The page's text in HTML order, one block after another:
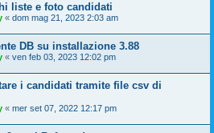
liste e foto candidati
« dom mag 21, 2023 2:03 am
DB su installazione 3.88
« ven feb 03, 2023 12:02 pm
i candidati tramite file csv di
« mer set 07, 2022 12:17 pm